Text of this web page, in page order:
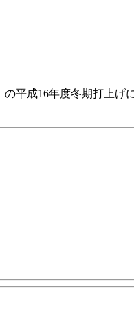
平成16年度冬期打上げ